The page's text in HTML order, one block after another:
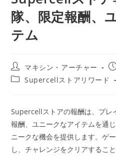
隊、限定報酬、
テム
Post
author:
マキシン・アーチャー
PostSupercellストアリワード
Supercellストアの報酬は、プレ
報酬、ユニークなアイテムを通
ニークな機会を提供します。ゲ
し、チャレンジをクリアするこ